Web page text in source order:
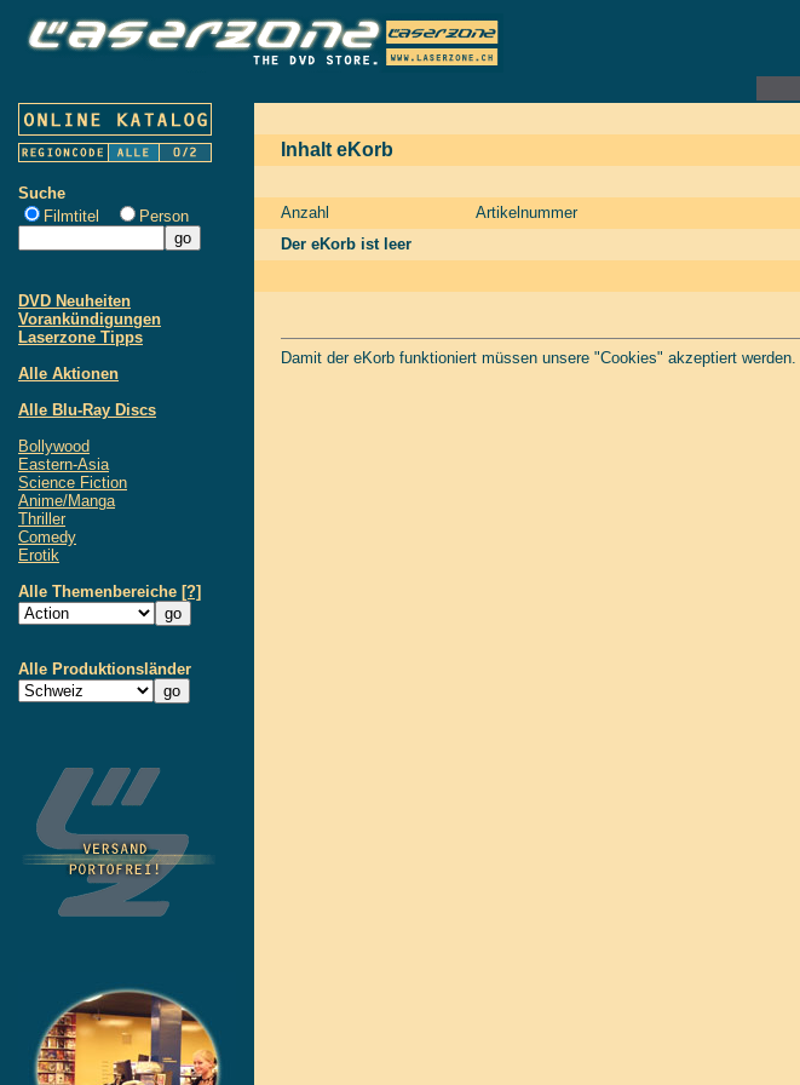
Suche
Filmtitel
Person
DVD Neuheiten
Vorankündigungen
Laserzone Tipps
Alle Aktionen
Alle Blu-Ray Discs
Bollywood
Eastern-Asia
Science Fiction
Anime/Manga
Thriller
Comedy
Erotik
Alle Themenbereiche [?]
Alle Produktionsländer
Inhalt eKorb
Anzahl Artikelnummer
Der eKorb ist leer
Damit der eKorb funktioniert müssen unsere "Cookies" akzeptiert werden.